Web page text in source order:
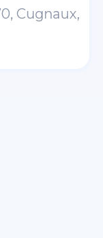
Cugnaux,